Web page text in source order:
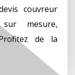
couvreur
mesure,
de la